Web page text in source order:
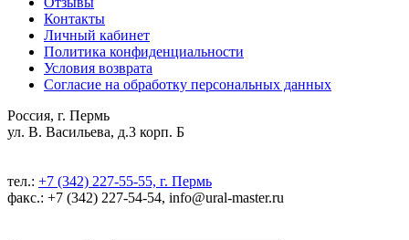
Контакты
Личный кабинет
Политика конфиденциальности
Условия возврата
Согласие на обработку персональных данных
Россия, г. Пермь
ул. В. Васильева, д.3 корп. Б
тел.: +7 (342) 227-55-55, г. Пермь
факс.: +7 (342) 227-54-54, info@ural-master.ru